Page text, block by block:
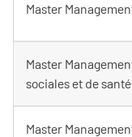
Master
Master
sociales et de
Master